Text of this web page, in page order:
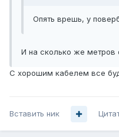
Опять врешь, у
И на сколько же метров
С хорошим кабелем все
Вставить ник